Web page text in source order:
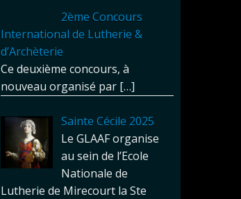
2ème Concours
International de Lutherie &
d’Archèterie
Ce deuxième concours, à
nouveau organisé par […]
Sainte Cécile 2025
Le GLAAF organise
au sein de l’Ecole
Nationale de
Lutherie de Mirecourt la Ste